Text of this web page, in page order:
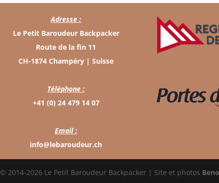
Adresse :
Le Petit Baroudeur Backpacker
Route de la fin 11
CH-1874 Champéry | Suisse
Téléphone :
+41 (0) 24 479 14 07
Email :
info@lebaroudeur.ch
© 2014-2026 Le Petit Baroudeur Backpacker | Site et photos